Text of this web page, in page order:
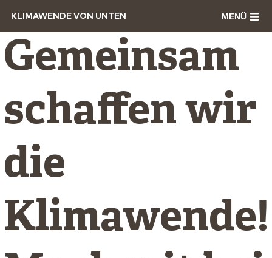
KLIMAWENDE VON UNTEN MENÜ
Gemeinsam
schaffen wir
die
Klimawende!